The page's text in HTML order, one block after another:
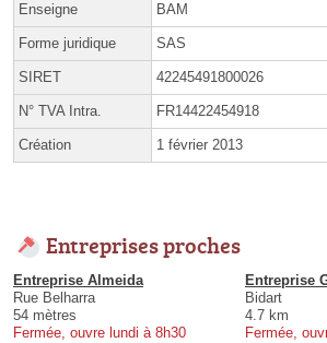
Enseigne BAM
Forme juridique SAS
SIRET 42245491800026
N° TVA Intra. FR14422454918
Création 1 février 2013
Entreprises proches
Entreprise Almeida
Rue Belharra
54 mètres
Fermée, ouvre lundi à 8h30
Entreprise
Bidart
4.7 km
Fermée,